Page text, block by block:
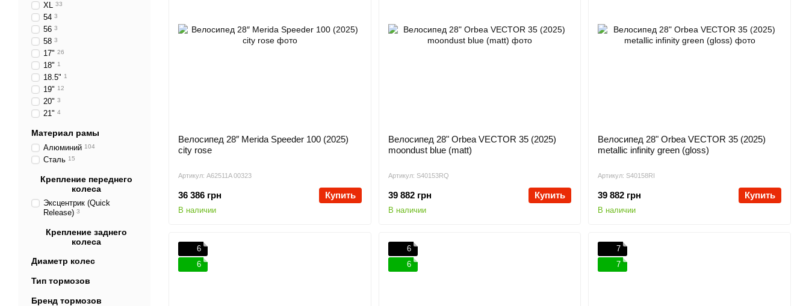
Артикул: A62511A 00323
Велосипед 28″ Merida Speeder 100 (2025)
city rose
36 386 грн Купить
В наличии
Артикул: S40153RQ
Велосипед 28" Orbea VECTOR 35 (2025)
moondust blue (matt)
39 882 грн Купить
В наличии
Артикул: S40158RI
Велосипед 28" Orbea VECTOR 35 (2025)
metallic infinity green (gloss)
39 882 грн Купить
В наличии
6
6
6
6
7
7
XL 33
54 3
56 3
58 3
17" 26
18" 1
18.5" 1
19" 12
20" 3
21" 4
Материал рамы
Алюминий 104
Сталь 15
Крепление переднего
колеса
Эксцентрик (Quick
Release) 3
Крепление заднего
колеса
Диаметр колес
Тип тормозов
Бренд тормозов